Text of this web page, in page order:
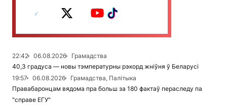
22:42 06.08.2026
Грамадства
40,3 градуса — новы тэмпературны рэкорд жніўня ў Беларусі
19:57
06.08.2026
Грамадства, Палітыка
Правабаронцам вядома пра больш за 180 фактаў пераследу па
"справе ЕГУ"